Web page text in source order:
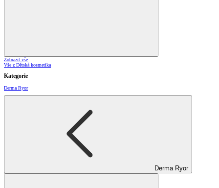
Zobrazit vše
Vše z Dětská kosmetika
Kategorie
Derma Ryor
Derma Ryor